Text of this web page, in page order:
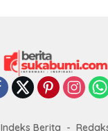
Indeks Berita